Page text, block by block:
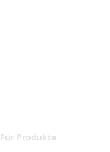
Für Produkte